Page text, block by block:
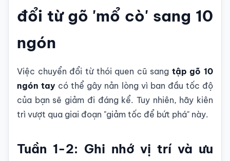
đổi từ gõ 'mổ cò' sang 10
ngón
Việc chuyển đổi từ thói quen cũ sang tập gõ 10
ngón tay có thể gây nản lòng vì ban đầu tốc độ
của bạn sẽ giảm đi đáng kể. Tuy nhiên, hãy kiên
trì vượt qua giai đoạn "giảm tốc để bứt phá" này.
Tuần 1-2: Ghi nhớ vị trí và ưu